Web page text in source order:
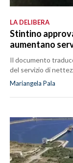
LA DELIBERA
Stintino
aumentano
Il documento
del servizio di
Mariangela Pala